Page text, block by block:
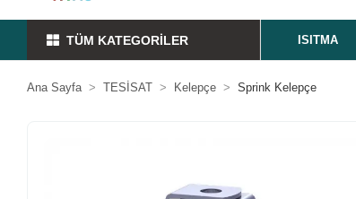
TÜM KATEGORİLER ISITMA
Ana Sayfa TESİSAT Kelepçe Sprink Kelepçe